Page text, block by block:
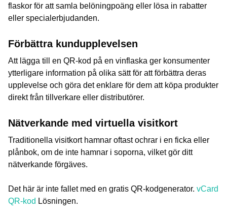
flaskor för att samla belöningpoäng eller lösa in rabatter
eller specialerbjudanden.
Förbättra kundupplevelsen
Att lägga till en QR-kod på en vinflaska ger konsumenter
ytterligare information på olika sätt för att förbättra deras
upplevelse och göra det enklare för dem att köpa produkter
direkt från tillverkare eller distributörer.
Nätverkande med virtuella visitkort
Traditionella visitkort hamnar oftast ochrar i en ficka eller
plånbok, om de inte hamnar i soporna, vilket gör ditt
nätverkande förgäves.
Det här är inte fallet med en gratis QR-kodgenerator. vCard
QR-kod Lösningen.